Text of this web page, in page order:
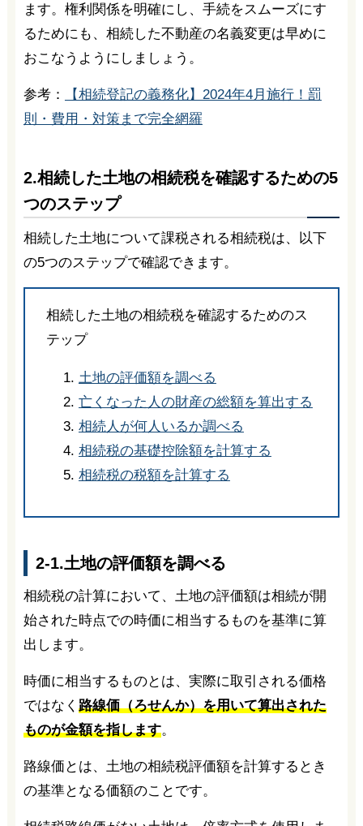
ます。権利関係を明確にし、手続をスムーズにす
るためにも、相続した不動産の名義変更は早めに
おこなうようにしましょう。
参考：
【相続登記の義務化】2024年4月施行！罰
則・費用・対策まで完全網羅
2.相続した土地の相続税を確認するための5
つのステップ
相続した土地について課税される相続税は、以下
の5つのステップで確認できます。
相続した土地の相続税を確認するためのス
テップ
土地の評価額を調べる
亡くなった人の財産の総額を算出する
相続人が何人いるか調べる
相続税の基礎控除額を計算する
相続税の税額を計算する
2-1.土地の評価額を調べる
相続税の計算において、土地の評価額は相続が開
始された時点での時価に相当するものを基準に算
出します。
時価に相当するものとは、実際に取引される価格
ではなく 路線価（ろせんか）を用いて算出された
ものが金額を指します。
路線価とは、土地の相続税評価額を計算するとき
の基準となる価額のことです。